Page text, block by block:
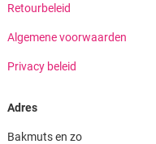
Retourbeleid
Algemene voorwaarden
Privacy beleid
Adres
Bakmuts en zo